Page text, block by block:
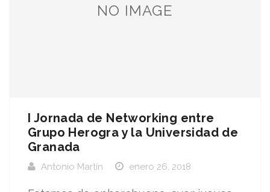
NO IMAGE
I Jornada de Networking entre
Grupo Herogra y la Universidad de
Granada
Antonio Martín enero 26, 2018